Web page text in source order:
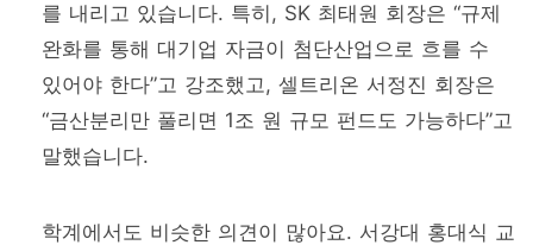
를 내리고 있습니다. 특히, SK 최태원 회장은 “규제
완화를 통해 대기업 자금이 첨단산업으로 흐를 수
있어야 한다”고 강조했고, 셀트리온 서정진 회장은
“금산분리만 풀리면 1조 원 규모 펀드도 가능하다”고
말했습니다.
학계에서도 비슷한 의견이 많아요. 서강대 홍대식 교